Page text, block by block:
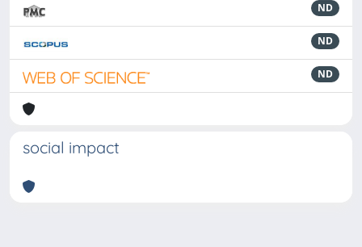
ND
ND
ND
social impact